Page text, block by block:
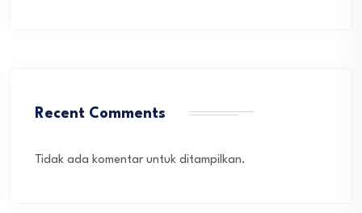
Recent Comments
Tidak ada komentar untuk ditampilkan.